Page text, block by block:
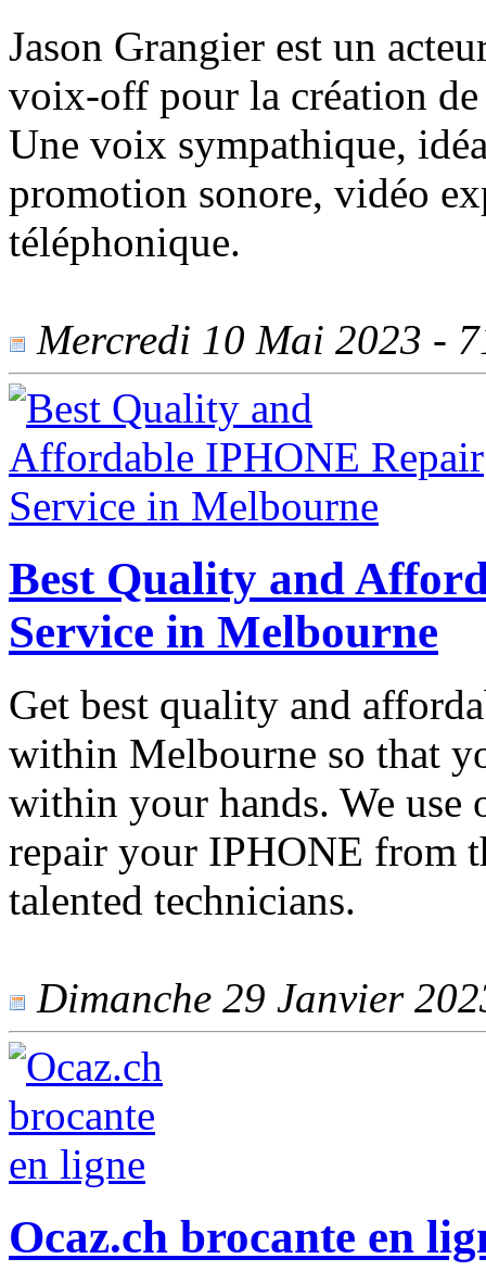
Jason Grangier est un
voix-off pour la création
Une voix sympathique,
promotion sonore, vidéo
téléphonique.
Mercredi 10 Mai 2023 -
Best Quality and
Service in Melbourne
Get best quality and
within Melbourne so that
within your hands. We
repair your IPHONE from
talented technicians.
Dimanche 29 Janvier
Ocaz.ch brocante en